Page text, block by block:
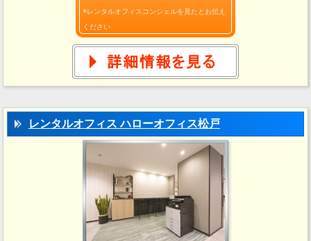
※レンタルオフィスコンシェルを見たとお伝え
ください
レンタルオフィス ハローオフィス松戸